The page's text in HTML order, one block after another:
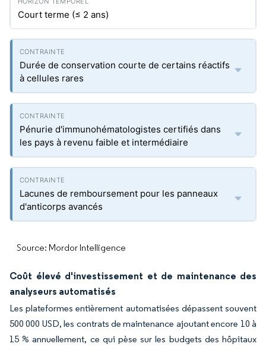
Court terme (≤ 2 ans)
Durée de conservation courte de certains réactifs
à cellules rares
Pénurie d'immunohématologistes certifiés dans
les pays à revenu faible et intermédiaire
Lacunes de remboursement pour les panneaux
d'anticorps avancés
Source: Mordor Intelligence
Coût élevé d'investissement et de maintenance des
analyseurs automatisés
Les plateformes entièrement automatisées dépassent souvent
500 000 USD, les contrats de maintenance ajoutant encore 10 à
15 % annuellement, ce qui pèse sur les budgets des hôpitaux